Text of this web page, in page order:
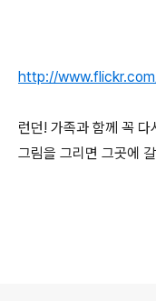
http://
런던! 가족과 함께 꼭
그림을 그리면 그곳에